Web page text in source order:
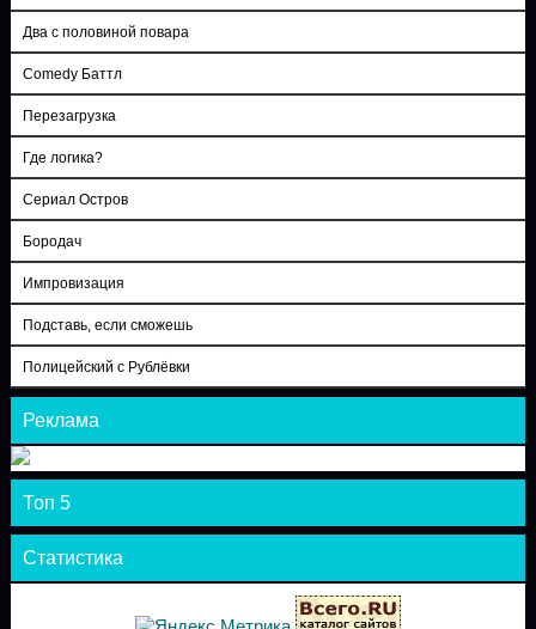
Два с половиной повара
Comedy Баттл
Перезагрузка
Где логика?
Сериал Остров
Бородач
Импровизация
Подставь, если сможешь
Полицейский с Рублёвки
Реклама
Топ 5
Статистика